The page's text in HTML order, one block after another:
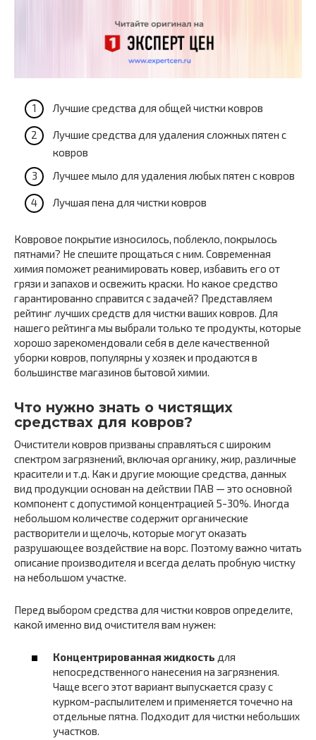
Лучшие средства для общей чистки ковров
Лучшие средства для удаления сложных пятен с
ковров
Лучшее мыло для удаления любых пятен с ковров
Лучшая пена для чистки ковров
Ковровое покрытие износилось, поблекло, покрылось
пятнами? Не спешите прощаться с ним. Современная
химия поможет реанимировать ковер, избавить его от
грязи и запахов и освежить краски. Но какое средство
гарантированно справится с задачей? Представляем
рейтинг лучших средств для чистки ваших ковров. Для
нашего рейтинга мы выбрали только те продукты, которые
хорошо зарекомендовали себя в деле качественной
уборки ковров, популярны у хозяек и продаются в
большинстве магазинов бытовой химии.
Что нужно знать о чистящих
средствах для ковров?
Очистители ковров призваны справляться с широким
спектром загрязнений, включая органику, жир, различные
красители и т.д. Как и другие моющие средства, данных
вид продукции основан на действии ПАВ — это основной
компонент с допустимой концентрацией 5-30%. Иногда
небольшом количестве содержит органические
растворители и щелочь, которые могут оказать
разрушающее воздействие на ворс. Поэтому важно читать
описание производителя и всегда делать пробную чистку
на небольшом участке.
Перед выбором средства для чистки ковров определите,
какой именно вид очистителя вам нужен:
Концентрированная жидкость для
непосредственного нанесения на загрязнения.
Чаще всего этот вариант выпускается сразу с
курком-распылителем и применяется точечно на
отдельные пятна. Подходит для чистки небольших
участков.